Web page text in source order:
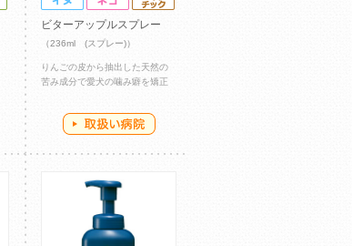
ビターアップルスプレー
（236ml (スプレー)）
りんごの皮から抽出した天然の
苦み成分で愛犬の噛み癖を矯正